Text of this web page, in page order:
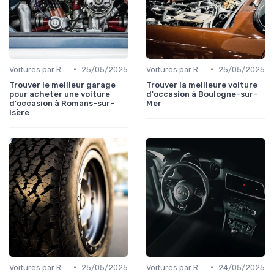
•
25/05/2025
Trouver le meilleur garage
pour acheter une voiture
d'occasion à Romans-sur-
Isère
•
25/05/2025
Trouver la meilleure voiture
d'occasion à Boulogne-sur-
Mer
•
25/05/2025
•
24/05/2025